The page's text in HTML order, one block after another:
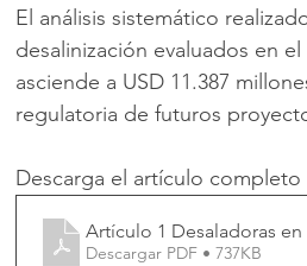
El análisis sistemático
desalinización evaluados en
asciende a USD 11.387
regulatoria de futuros
Descarga el artículo completo
Artículo 1 Desaladoras en
Descargar PDF • 737KB